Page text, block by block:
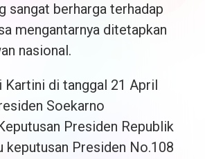
sangat berharga terhadap
mengantarnya ditetapkan
nasional.
Kartini di tanggal 21 April
Soekarno
Presiden Republik
keputusan Presiden No.108